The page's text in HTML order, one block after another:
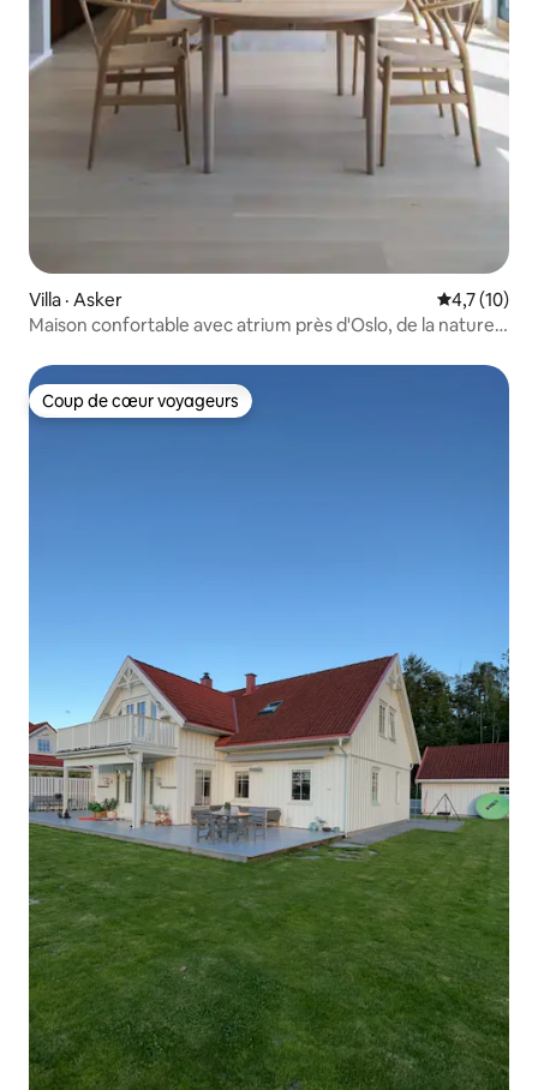
Villa · Asker Note
4,7 (10)
Maison confortable avec atrium près d'Oslo, de la nature
Coup de cœur voyageurs
Coup de cœur voyageurs